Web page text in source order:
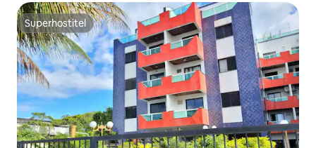
Superhostiteľ
Superhostiteľ